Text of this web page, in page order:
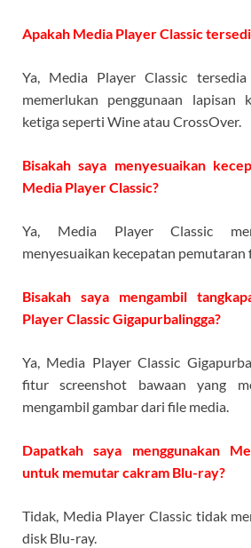
Apakah Media Player Classic
Ya, Media Player Classic
memerlukan penggunaan lapisan
ketiga seperti Wine atau CrossOver.
Bisakah saya menyesuaikan
Media Player Classic?
Ya, Media Player Classic
menyesuaikan kecepatan pemutaran
Bisakah saya mengambil
Player Classic Gigapurbalingga?
Ya, Media Player Classic
fitur screenshot bawaan yang
mengambil gambar dari file media.
Dapatkah saya menggunakan
untuk memutar cakram Blu-ray?
Tidak, Media Player Classic tidak
disk Blu-ray.